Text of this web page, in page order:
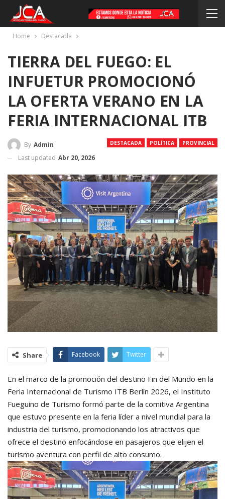
Home Destacada
TIERRA DEL FUEGO: EL
INFUETUR PROMOCIONÓ
LA OFERTA VERANO EN LA
FERIA INTERNACIONAL ITB
DESTACADA POLÍTICA PROVINCIAL
By Admin
Last updated Abr 20, 2026
Share Facebook Twitter
En el marco de la promoción del destino Fin del Mundo en la
Feria Internacional de Turismo ITB Berlín 2026, el Instituto
Fueguino de Turismo formó parte de la comitiva Argentina
que estuvo presente en la feria líder a nivel mundial para la
industria del turismo, promocionando los atractivos que
ofrece el destino enfocándose en pasajeros que elijen el
turismo aventura con perfil de alto consumo.